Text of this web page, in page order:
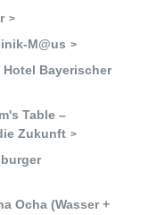
M@us
Bayerischer
Table –
Zukunft
Ocha (Wasser +